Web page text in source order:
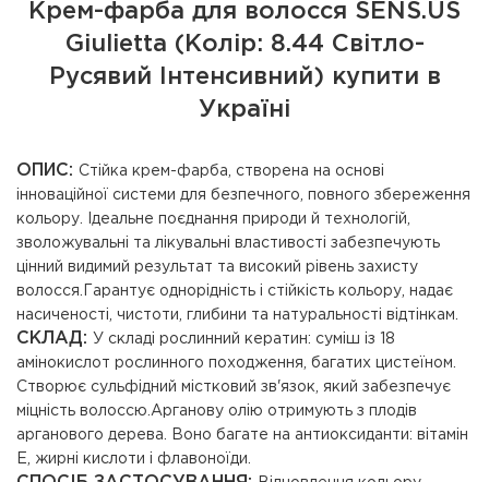
Крем-фарба для волосся SENS.ÙS
Giulietta (Колір: 8.44 Світло-
Русявий Інтенсивний) купити в
Україні
ОПИС: Стійка крем-фарба, створена на основі
інноваційної системи для безпечного, повного збереження
кольору. Ідеальне поєднання природи й технологій,
зволожувальні та лікувальні властивості забезпечують
цінний видимий результат та високий рівень захисту
волосся.Гарантує однорідність і стійкість кольору, надає
насиченості, чистоти, глибини та натуральності відтінкам.
СКЛАД: У складі рослинний кератин: суміш із 18
амінокислот рослинного походження, багатих цистеїном.
Створює сульфідний містковий зв'язок, який забезпечує
міцність волоссю.Арганову олію отримують з плодів
арганового дерева. Воно багате на антиоксиданти: вітамін
Е, жирні кислоти і флавоноїди.